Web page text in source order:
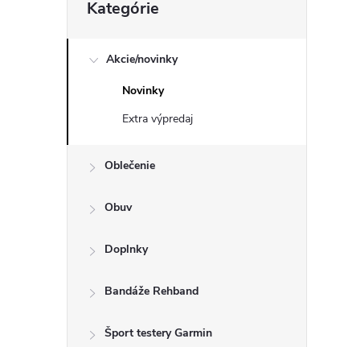
o
ý
kategórie
Kategórie
Akcie/novinky
Novinky
Extra výpredaj
Oblečenie
Obuv
Doplnky
Bandáže Rehband
Šport testery Garmin